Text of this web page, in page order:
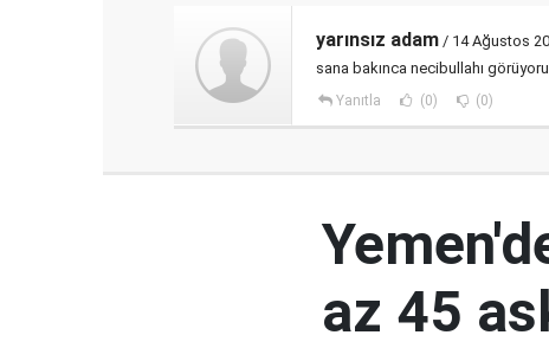
yarınsız adam / 14 Ağustos
sana bakınca necibullahı
Yanıtla (0) (0)
az 45